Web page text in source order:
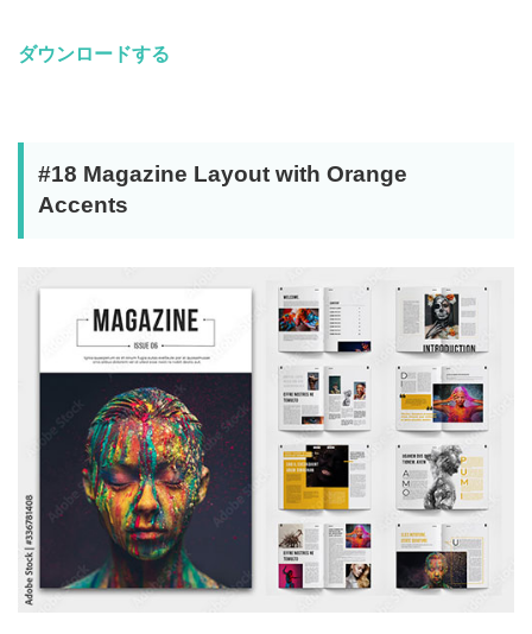
ダウンロードする
#18 Magazine Layout with Orange
Accents